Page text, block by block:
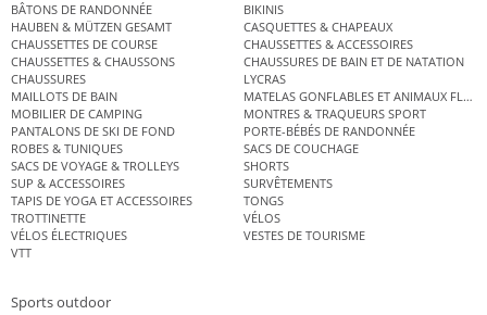
BÂTONS DE RANDONNÉE
BIKINIS
HAUBEN & MÜTZEN GESAMT
CASQUETTES & CHAPEAUX
CHAUSSETTES DE COURSE
CHAUSSETTES & ACCESSOIRES
CHAUSSETTES & CHAUSSONS
CHAUSSURES DE BAIN ET DE NATATION
CHAUSSURES
LYCRAS
MAILLOTS DE BAIN
MATELAS GONFLABLES ET ANIMAUX
MOBILIER DE CAMPING
MONTRES & TRAQUEURS SPORT
PANTALONS DE SKI DE FOND
PORTE-BÉBÉS DE RANDONNÉE
ROBES & TUNIQUES
SACS DE COUCHAGE
SACS DE VOYAGE & TROLLEYS
SHORTS
SUP & ACCESSOIRES
SURVÊTEMENTS
TAPIS DE YOGA ET ACCESSOIRES
TONGS
TROTTINETTE
VÉLOS
VÉLOS ÉLECTRIQUES
VESTES DE TOURISME
VTT
Sports outdoor